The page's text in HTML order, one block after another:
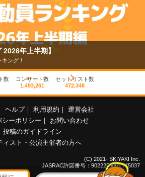
2026年上半期】
ング！
数
コンサート数
1,493,261
セットリスト数
472,348
｜ ヘルプ｜ 利用規約 ｜ 運営会社
シーポリシー ｜
お問い合わせ
投稿のガイドライン
ィスト・公演主催者の方へ
(C) 2021- SKIYAKI Inc.
JASRAC許諾番号：9022255001Y45037